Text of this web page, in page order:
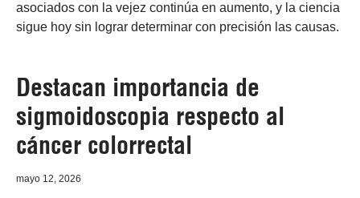
asociados con la vejez continúa en aumento, y la ciencia
sigue hoy sin lograr determinar con precisión las causas.
Destacan importancia de
sigmoidoscopia respecto al
cáncer colorrectal
mayo 12, 2026